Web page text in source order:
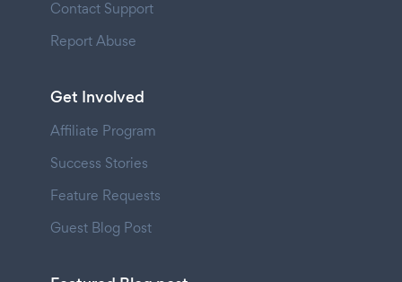
Contact Support
Report Abuse
Get Involved
Affiliate Program
Success Stories
Feature Requests
Guest Blog Post